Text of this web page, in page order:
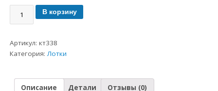
В корзину
Артикул:кт338
Категория: Лотки
Описание Детали Отзывы (0)